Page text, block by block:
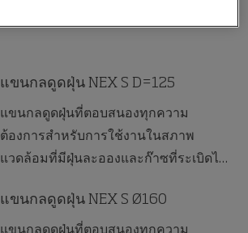
แขนกลดูดฝุ่น NEX S D=125
แขนกลดูดฝุ่นที่ตอบสนองทุกความ
ต้องการสำหรับการใช้งานในสภาพ
แวดล้อมที่มีฝุ่นละอองและก๊าซที่ระเบิดได้
มาก
แขนกลดูดฝุ่น NEX S Ø160
แขนกลดูดฝุ่นที่ตอบสนองทุกความ